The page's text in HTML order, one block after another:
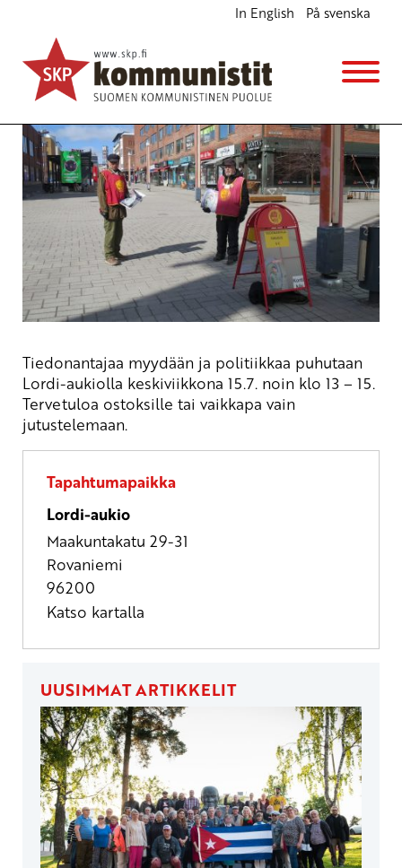
In English På svenska
Tiedonantajaa myydään Rovaniemellä
Katukampanjointi
ke 15.7.2026 klo13:00
Tiedonantajaa myydään ja politiikkaa puhutaan
Lordi-aukiolla keskiviikkona 15.7. noin klo 13 – 15.
Tervetuloa ostoksille tai vaikkapa vain
jutustelemaan.
Tapahtumapaikka
Lordi-aukio
Maakuntakatu 29-31
Rovaniemi
96200
Katso kartalla
UUSIMMAT ARTIKKELIT